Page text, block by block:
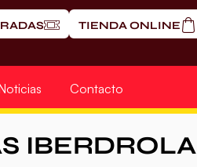
TIENDA ONLINE
Contacto
IBERDROLA